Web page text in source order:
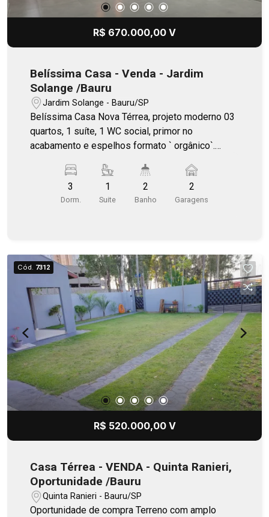
R$ 670.000,00 V
Belíssima Casa - Venda - Jardim
Solange /Bauru
Jardim Solange - Bauru/SP
Belíssima Casa Nova Térrea, projeto moderno 03
quartos, 1 suíte, 1 WC social, primor no
acabamento e espelhos formato ` orgânico`.
torre de tomadas, cooktop e cuba/torneira
gourmet. Câmeras de monitoramento, lavanderia
no corpo da casa. Lazer integrada com piscina,
gourmet, e WCs, serão instalados! Um projeto
moderno, térreo e cheio de detalhes que fazem a
diferença: 3 quartos, sendo 1 suíte Banheiros
com acabamento de 1ª linha e espelhos em
formato orgânico Cozinha integrada com bancada
em granito, cooktop e cuba/torneira gourmet
Piscina com cascata, ponto para aquecimento e
área de lazer completa Churrasqueira, bancada,
armário, lavanderia no corpo da casa Garagem
para 2 carros e portão fechado Câmeras de
monitoramento Uma casa pensada para quem
busca conforto, funcionalidade e beleza em cada
3
Dorm.
1
Suite
2
Banho
2
Garagens
Cód. 7312
R$ 520.000,00 V
Casa Térrea - VENDA - Quinta Ranieri,
Oportunidade /Bauru
Quinta Ranieri - Bauru/SP
Oportunidade de compra Terreno com amplo